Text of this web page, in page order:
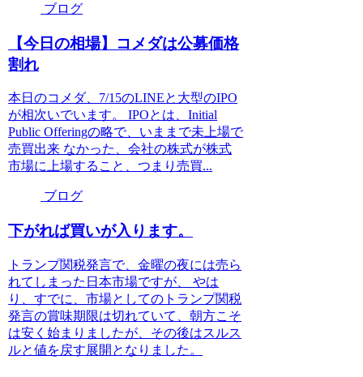
ブログ
【今日の相場】コメダは公募価格
割れ
本日のコメダ、7/15のLINEと大型のIPO
が相次いでいます。 IPOとは、Initial
Public Offeringの略で、いままで未上場で
売買出来 なかった、会社の株式が株式
市場に上場すること、つまり売買...
ブログ
下がれば買いが入ります。
トランプ関税発言で、金曜の夜には売ら
れてしまった日本市場ですが、 やは
り、すでに、市場としてのトランプ関税
発言の賞味期限は切れていて、朝方こそ
は安く始まりましたが、その後はスルス
ルと値を戻す展開となりました。